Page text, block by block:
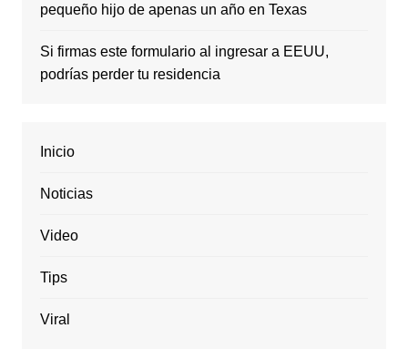
pequeño hijo de apenas un año en Texas
Si firmas este formulario al ingresar a EEUU,
podrías perder tu residencia
Inicio
Noticias
Video
Tips
Viral